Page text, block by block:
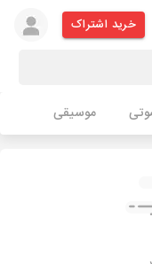
خرید اشتراک
موسیقی